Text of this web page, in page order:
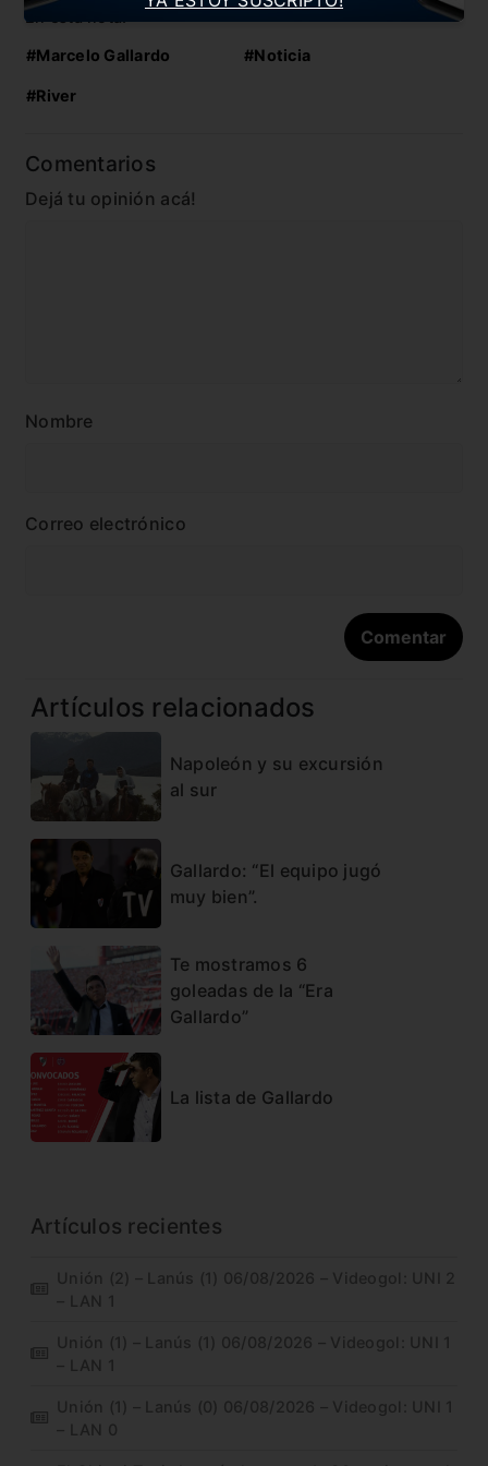
En esta nota:
#Marcelo Gallardo #Noticia
#River
Comentarios
Dejá tu opinión acá!
Nombre
Correo electrónico
Artículos relacionados
Napoleón y su excursión
al sur
Gallardo: “El equipo jugó
muy bien”.
Te mostramos 6
goleadas de la “Era
Gallardo”
La lista de Gallardo
Artículos recientes
Unión (2) – Lanús (1) 06/08/2026 – Videogol: UNI 2
– LAN 1
Unión (1) – Lanús (1) 06/08/2026 – Videogol: UNI 1
– LAN 1
Unión (1) – Lanús (0) 06/08/2026 – Videogol: UNI 1
– LAN 0